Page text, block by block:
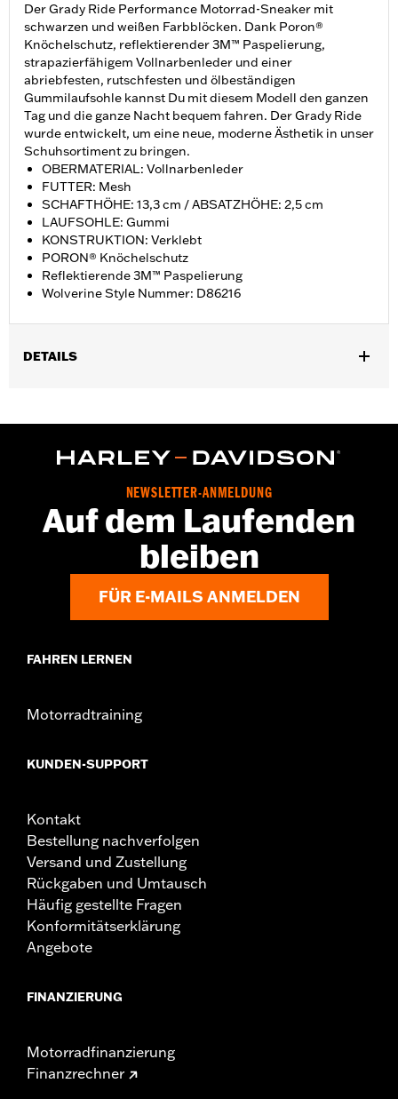
Der Grady Ride Performance Motorrad-Sneaker mit
schwarzen und weißen Farbblöcken. Dank Poron®
Knöchelschutz, reflektierender 3M™ Paspelierung,
strapazierfähigem Vollnarbenleder und einer
abriebfesten, rutschfesten und ölbeständigen
Gummilaufsohle kannst Du mit diesem Modell den ganzen
Tag und die ganze Nacht bequem fahren. Der Grady Ride
wurde entwickelt, um eine neue, moderne Ästhetik in unser
Schuhsortiment zu bringen.
OBERMATERIAL: Vollnarbenleder
FUTTER: Mesh
SCHAFTHÖHE: 13,3 cm / ABSATZHÖHE: 2,5 cm
LAUFSOHLE: Gummi
KONSTRUKTION: Verklebt
PORON® Knöchelschutz
Reflektierende 3M™ Paspelierung
Wolverine Style Nummer: D86216
DETAILS
GARANTIE:Wolverine Worldwide Herstellergarantie – Alle
Herkunft:Importiert
Dimension Description:SCHAFTHÖHE: 13,3 cm /
ABSATZHÖHE: 2,5 cm
NEWSLETTER-ANMELDUNG
Auf dem Laufenden
bleiben
FÜR E-MAILS ANMELDEN
FAHREN LERNEN
Motorradtraining
KUNDEN-SUPPORT
Kontakt
Bestellung nachverfolgen
Versand und Zustellung
Rückgaben und Umtausch
Häufig gestellte Fragen
Konformitätserklärung
Angebote
FINANZIERUNG
Motorradfinanzierung
Finanzrechner